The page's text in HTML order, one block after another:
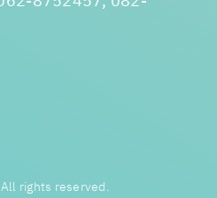
rights reserved.